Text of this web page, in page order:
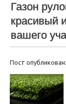
Газон
красивый
вашего
Пост